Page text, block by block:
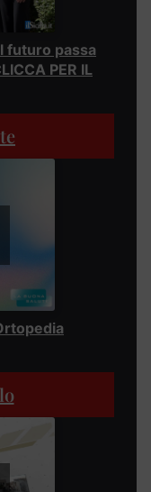
futuro passa
PER IL